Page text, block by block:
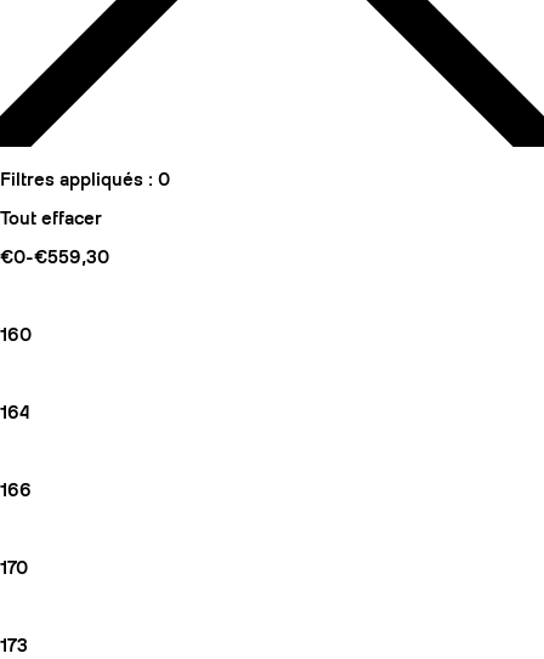
Filtres appliqués : 0
Tout effacer
€0-€559,30
160
164
166
170
173